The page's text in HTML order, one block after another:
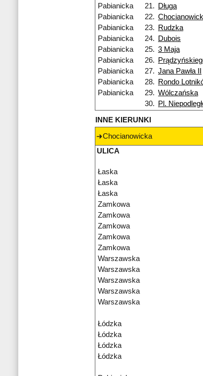
Pabianicka
21. Długa
Pabianicka
22.
Pabianicka
23. Rudzka
Pabianicka
24. Dubois
Pabianicka
25. 3 Maja
Pabianicka
26.
Pabianicka
27. Jana Pawła II
Pabianicka
28. Rondo
Pabianicka
29. Wólczańska
30.
Pl.
INNE KIERUNKI
Chocianowicka
ULICA
Łaska
Łaska
Łaska
Zamkowa
Zamkowa
Zamkowa
Zamkowa
Zamkowa
Warszawska
Warszawska
Warszawska
Warszawska
Warszawska
Łódzka
Łódzka
Łódzka
Łódzka